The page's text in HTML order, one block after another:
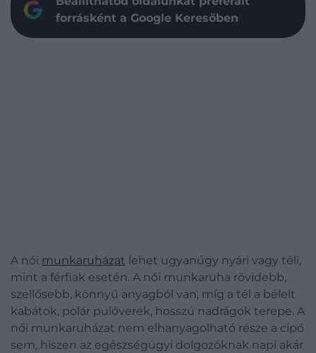
forrásként a Google Keresőben
A női munkaruházat lehet ugyanúgy nyári vagy téli,
mint a férfiak esetén. A női munkaruha rövidebb,
szellősebb, könnyű anyagból van, míg a tél a bélelt
kabátok, polár pulóverek, hosszú nadrágok terepe. A
női munkaruházat nem elhanyagolható része a cipő
sem, hiszen az egészségügyi dolgozóknak napi akár